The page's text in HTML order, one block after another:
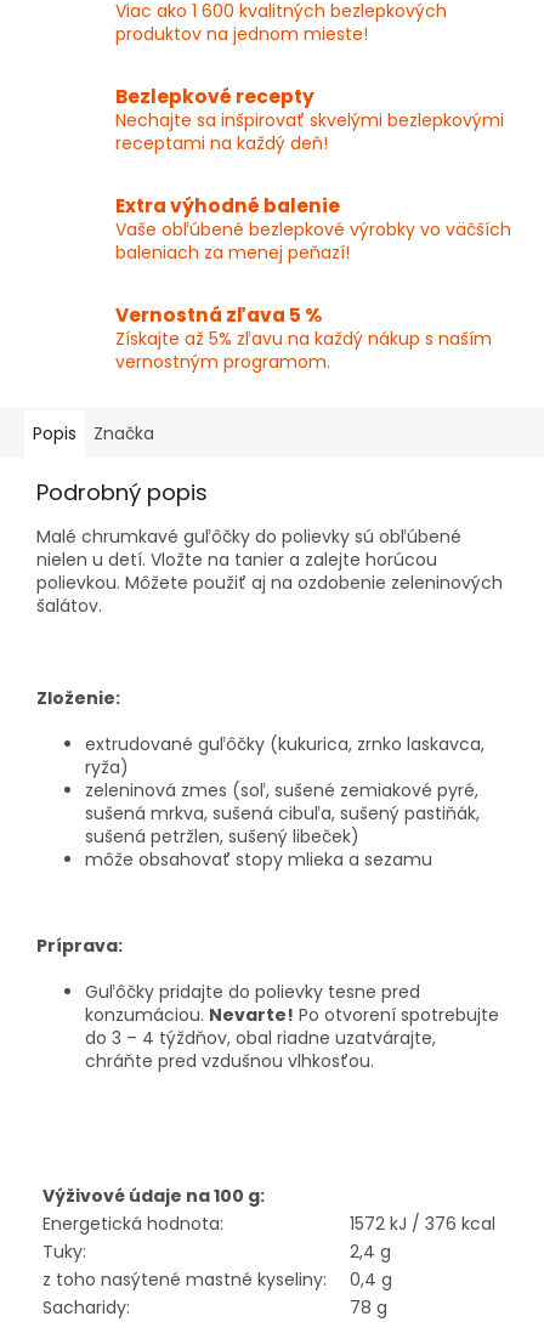
Viac ako 1 600 kvalitných bezlepkových
produktov na jednom mieste!
Bezlepkové recepty
Nechajte sa inšpirovať skvelými bezlepkovými
receptami na každý deň!
Extra výhodné balenie
Vaše obľúbené bezlepkové výrobky vo väčších
baleniach za menej peňazí!
Vernostná zľava 5 %
Získajte až 5% zľavu na každý nákup s naším
vernostným programom.
Popis Značka
Podrobný popis
Malé chrumkavé guľôčky do polievky sú obľúbené
nielen u detí. Vložte na tanier a zalejte horúcou
polievkou. Môžete použiť aj na ozdobenie zeleninových
šalátov.
Zloženie:
extrudované guľôčky (kukurica, zrnko laskavca,
ryža)
zeleninová zmes (soľ, sušené zemiakové pyré,
sušená mrkva, sušená cibuľa, sušený pastiňák,
sušená petržlen, sušený libeček)
môže obsahovať stopy mlieka a sezamu
Príprava:
Guľôčky pridajte do polievky tesne pred
konzumáciou. Nevarte! Po otvorení spotrebujte
do 3 – 4 týždňov, obal riadne uzatvárajte,
chráňte pred vzdušnou vlhkosťou.
Výživové údaje na 100 g:
Energetická hodnota:
1572 kJ / 376 kcal
Tuky:
2,4 g
z toho nasýtené mastné kyseliny:
0,4 g
Sacharidy:
78 g